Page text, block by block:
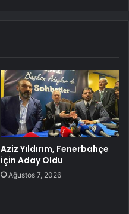
Aziz Yıldırım, Fenerbahçe
için Aday Oldu
Ağustos 7, 2026